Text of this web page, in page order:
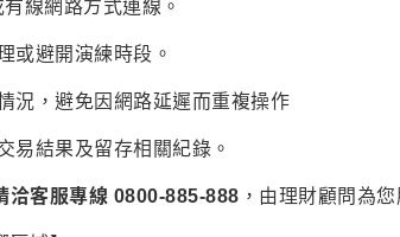
線網路方式連線。
或避開演練時段。
況，避免因網路延遲而重複操作
易結果及留存相關紀錄。
洽客服專線 0800-885-888 ，由理財顧問為您